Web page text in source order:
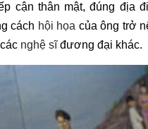
cận thân mật, đúng địa
cách hội họa của ông trở
nghệ sĩđương đại khác.